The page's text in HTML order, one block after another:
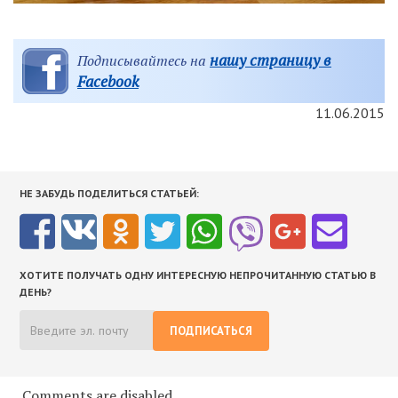
Подписывайтесь на нашу страницу в
Facebook
11.06.2015
НЕ ЗАБУДЬ ПОДЕЛИТЬСЯ СТАТЬЕЙ:
ХОТИТЕ ПОЛУЧАТЬ ОДНУ ИНТЕРЕСНУЮ НЕПРОЧИТАННУЮ СТАТЬЮ В
ДЕНЬ?
ПОДПИСАТЬСЯ